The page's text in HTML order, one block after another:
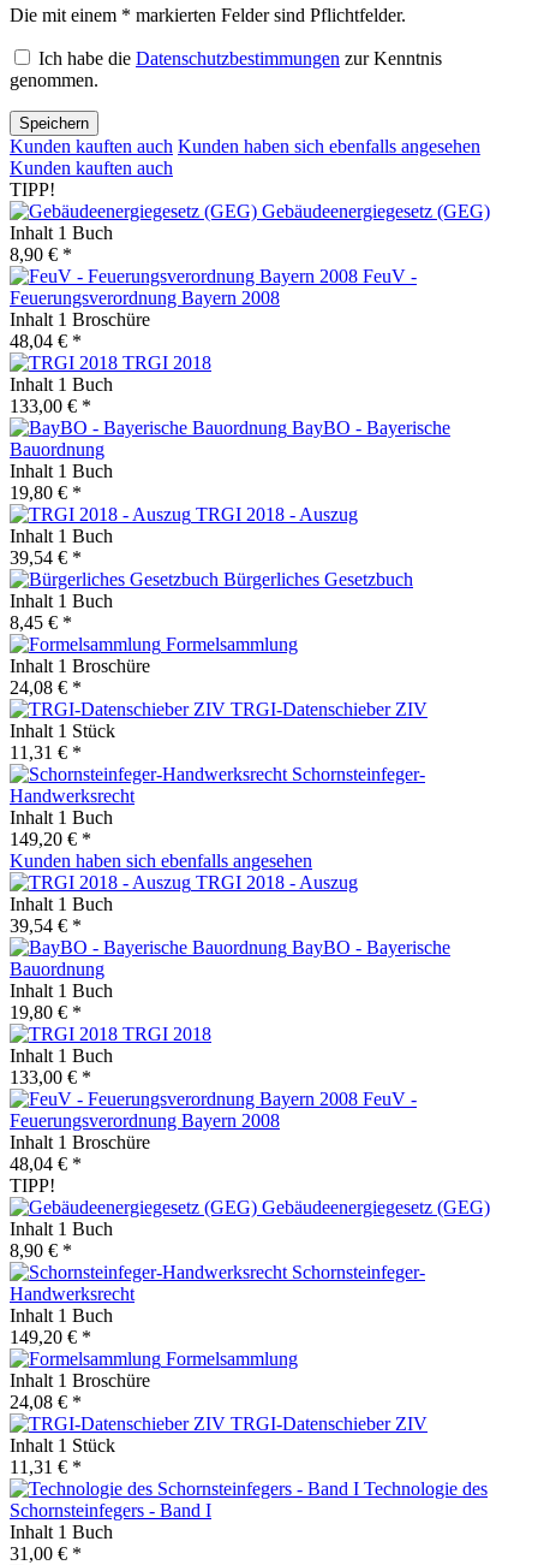
Die mit einem * markierten Felder sind Pflichtfelder.
Ich habe die Datenschutzbestimmungen zur Kenntnis
genommen.
Speichern
Kunden kauften auch Kunden haben sich ebenfalls angesehen
Kunden kauften auch
TIPP!
Gebäudeenergiegesetz (GEG)
Inhalt 1 Buch
8,90 € *
FeuV -
Feuerungsverordnung Bayern 2008
Inhalt 1 Broschüre
48,04 € *
TRGI 2018
Inhalt 1 Buch
133,00 € *
BayBO - Bayerische
Bauordnung
Inhalt 1 Buch
19,80 € *
TRGI 2018 - Auszug
Inhalt 1 Buch
39,54 € *
Bürgerliches Gesetzbuch
Inhalt 1 Buch
8,45 € *
Formelsammlung
Inhalt 1 Broschüre
24,08 € *
TRGI-Datenschieber ZIV
Inhalt 1 Stück
11,31 € *
Schornsteinfeger-
Handwerksrecht
Inhalt 1 Buch
149,20 € *
Kunden haben sich ebenfalls angesehen
TRGI 2018 - Auszug
Inhalt 1 Buch
39,54 € *
BayBO - Bayerische
Bauordnung
Inhalt 1 Buch
19,80 € *
TRGI 2018
Inhalt 1 Buch
133,00 € *
FeuV -
Feuerungsverordnung Bayern 2008
Inhalt 1 Broschüre
48,04 € *
TIPP!
Gebäudeenergiegesetz (GEG)
Inhalt 1 Buch
8,90 € *
Schornsteinfeger-
Handwerksrecht
Inhalt 1 Buch
149,20 € *
Formelsammlung
Inhalt 1 Broschüre
24,08 € *
TRGI-Datenschieber ZIV
Inhalt 1 Stück
11,31 € *
Technologie des
Schornsteinfegers - Band I
Inhalt 1 Buch
31,00 € *